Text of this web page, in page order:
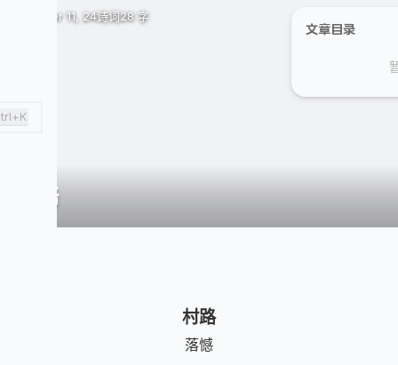
October 11, 24诗词28 字
村路
村路
落憾
文章目录